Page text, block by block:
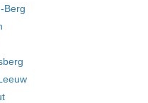
Berg